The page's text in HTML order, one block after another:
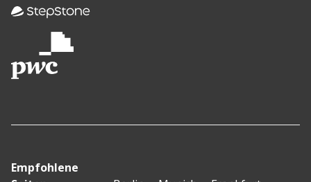
Empfohlene